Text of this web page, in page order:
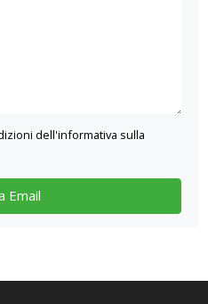
dell'informativa sulla